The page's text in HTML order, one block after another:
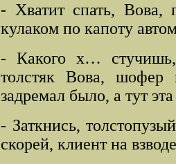
- Хватит спать, Вова,
кулаком по капоту
- Какого х…
толстяк Вова, шофер
задремал было, а тут
- Заткнись,
скорей, клиент на